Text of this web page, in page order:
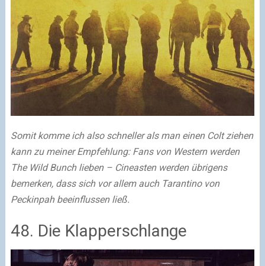
Somit komme ich also schneller als man einen Colt ziehen
kann zu meiner Empfehlung: Fans von Western werden
The Wild Bunch lieben – Cineasten werden übrigens
bemerken, dass sich vor allem auch Tarantino von
Peckinpah beeinflussen ließ.
48. Die Klapperschlange